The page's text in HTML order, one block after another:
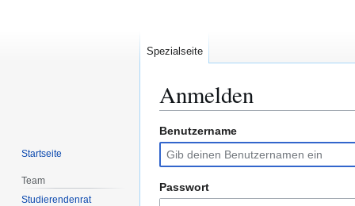
Anmelden
Zur
Navigation
springen
Zur
Suche
springen
Benutzername
Passwort
Spezialseite
Startseite
Team
Studierendenrat